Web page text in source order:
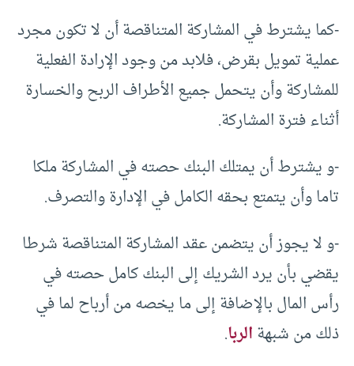
-كما يشترط في المشاركة المتناقصة أن لا تكون مجرد
عملية تمويل بقرض، فلابد من وجود الإرادة الفعلية
للمشاركة وأن يتحمل جميع الأطراف الربح والخسارة
أثناء فترة المشاركة.
-و يشترط أن يمتلك البنك حصته في المشاركة ملكا
تاما وأن يتمتع بحقه الكامل في الإدارة والتصرف.
-و لا يجوز أن يتضمن عقد المشاركة المتناقصة شرطا
يقضي بأن يرد الشريك إلى البنك كامل حصته في
رأس المال بالإضافة إلى ما يخصه من أرباح لما في
ذلك من شبهةالربا.